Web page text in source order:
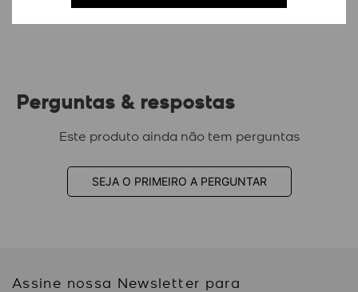
Perguntas & respostas
Este produto ainda não tem perguntas
SEJA O PRIMEIRO A PERGUNTAR
Assine nossa Newsletter para